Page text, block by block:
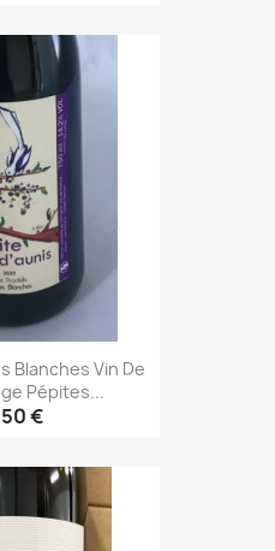
Blanches Vin De
Pépites...
€